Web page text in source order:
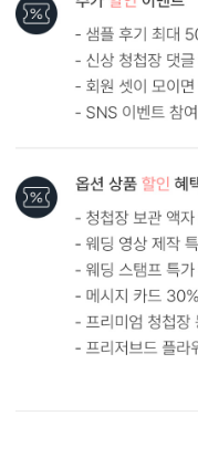
형태 및 구성
봉합용 스티커 기본 구성입
흰색 봉투를 기본으로 제